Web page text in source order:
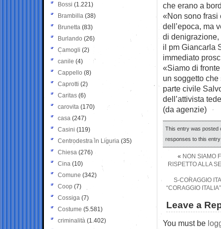
che erano a
«Non sono frasi
dell’epoca, ma
di denigrazione,
il pm Giancarla
immediato
«Siamo di
un soggetto che
parte civile
dell’attivista
(da agenzie)
This entry was posted
responses to this
« NON SIAMO
RISPETTO ALLA
S-CORAGGIO
“CORAGGIO
Leave a
You must be
Bossi (1.221)
Brambilla (38)
Brunetta (83)
Burlando (26)
Camogli (2)
canile (4)
Cappello (8)
Caprotti (2)
Caritas (6)
carovita (170)
casa (247)
Casini (119)
Centrodestra in Liguria (35)
Chiesa (276)
Cina (10)
Comune (342)
Coop (7)
Cossiga (7)
Costume (5.581)
criminalità (1.402)